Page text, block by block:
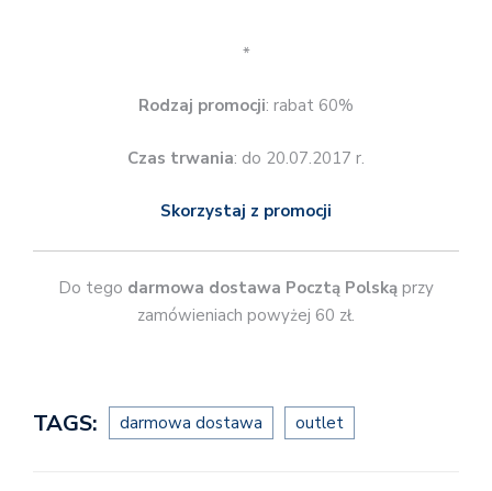
*
Rodzaj promocji: rabat 60%
Czas trwania: do 20.07.2017 r.
Skorzystaj z promocji
Do tego darmowa dostawa Pocztą Polską przy
zamówieniach powyżej 60 zł.
TAGS: darmowa dostawa outlet